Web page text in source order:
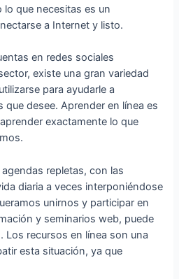
que necesitas es un
a Internet y listo.
en redes sociales
existe una gran variedad
para ayudarle a
que desee. Aprender en línea es
exactamente lo que
repletas, con las
diaria a veces interponiéndose
unirnos y participar en
y seminarios web, puede
Los recursos en línea son una
esta situación, ya que